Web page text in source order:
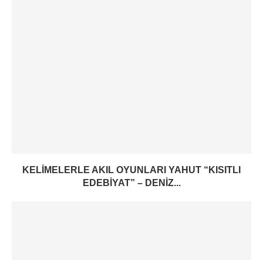
KELIMELERLE AKIL OYUNLARI YAHUT “KISITLI
EDEBIYAT” – DENIZ...